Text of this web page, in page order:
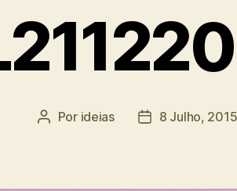
Autor
Por ideias
Data8 Julho, 2015